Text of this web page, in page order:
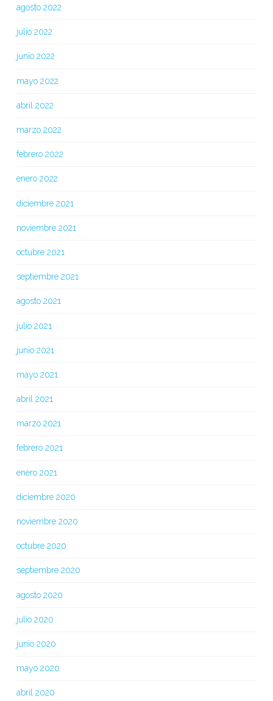
agosto 2022
julio 2022
junio 2022
mayo 2022
abril 2022
marzo 2022
febrero 2022
enero 2022
diciembre 2021
noviembre 2021
octubre 2021
septiembre 2021
agosto 2021
julio 2021
junio 2021
mayo 2021
abril 2021
marzo 2021
febrero 2021
enero 2021
diciembre 2020
noviembre 2020
octubre 2020
septiembre 2020
agosto 2020
julio 2020
junio 2020
mayo 2020
abril 2020